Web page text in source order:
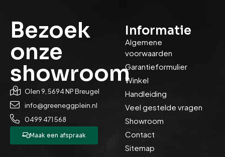
Bezoek
onze
showroom
Olen 9, 5694 NP Breugel
info@greeneggplein.nl
0499 471 568
Maak een afspraak
Informatie
Algemene
voorwaarden
Garantieformulier
Winkel
Handleiding
Veel gestelde vragen
Showroom
Contact
Sitemap